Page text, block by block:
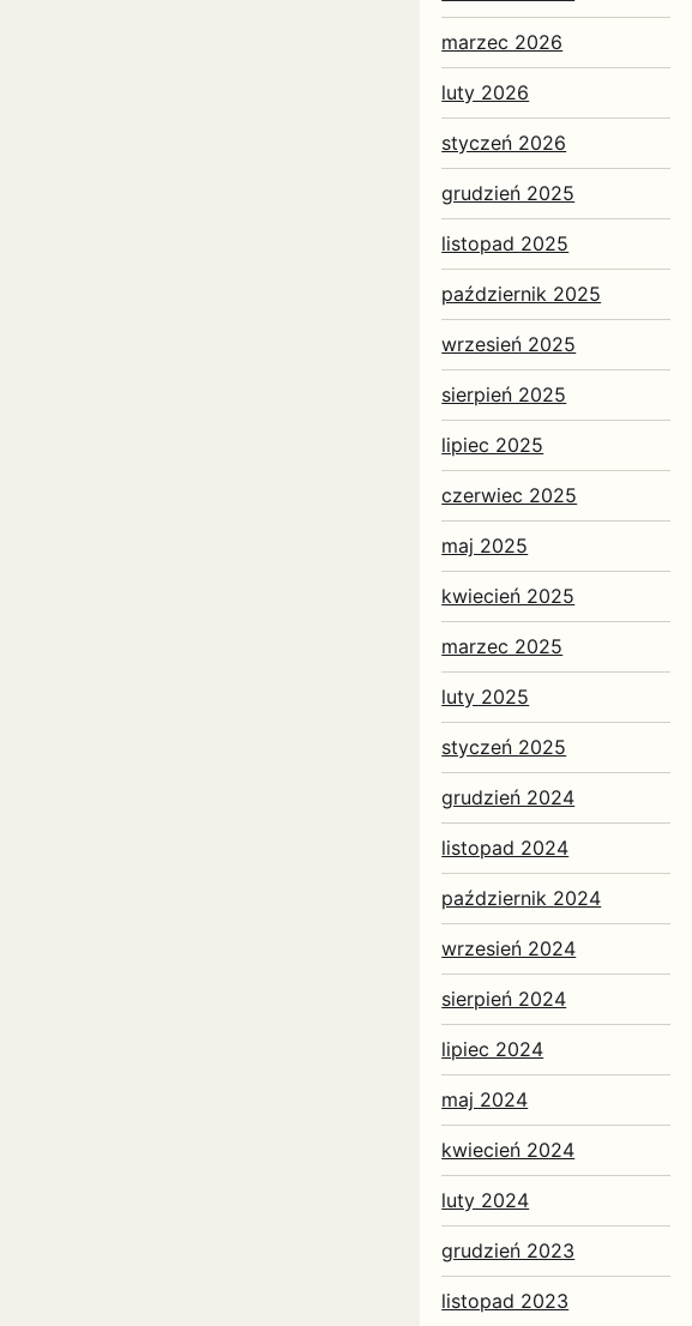
marzec 2026
luty 2026
styczeń 2026
grudzień 2025
listopad 2025
październik 2025
wrzesień 2025
sierpień 2025
lipiec 2025
czerwiec 2025
maj 2025
kwiecień 2025
marzec 2025
luty 2025
styczeń 2025
grudzień 2024
listopad 2024
październik 2024
wrzesień 2024
sierpień 2024
lipiec 2024
maj 2024
kwiecień 2024
luty 2024
grudzień 2023
listopad 2023